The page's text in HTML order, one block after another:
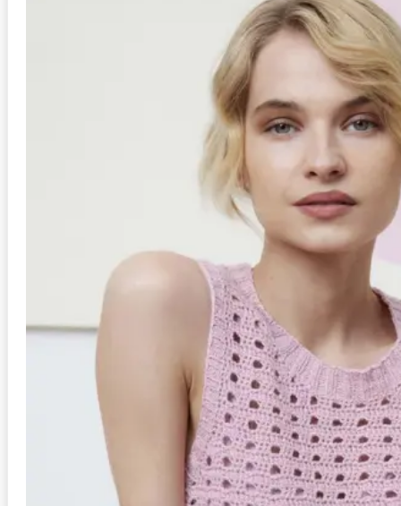
Anleitung in Größen
S/M, L/XL
Stil
Schal
Schwierigkeit
mittel